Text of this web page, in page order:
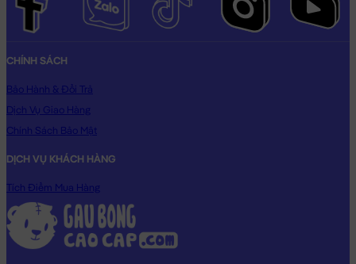
CHÍNH SÁCH
Bảo Hành & Đổi Trả
Dịch Vụ Giao Hàng
Chính Sách Bảo Mật
DỊCH VỤ KHÁCH HÀNG
Tích Điểm Mua Hàng